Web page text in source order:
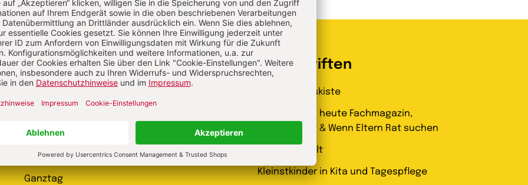
Shop
Beobachtung & Dokumentation
Unter 3
Ganztag
Zeitschriften
Entdeckungskiste
kindergarten heute Fachmagazin,
Leitungsheft & Wenn Eltern Rat suchen
kizz Elternwelt
Kleinstkinder in Kita und Tagespflege